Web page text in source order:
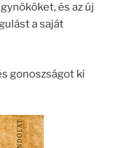
és az új
a saját
gonoszságot ki